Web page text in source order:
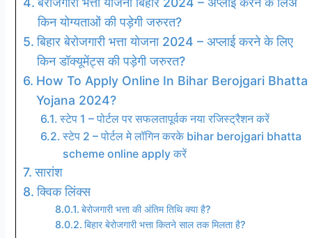
किन योग्यताओं की पड़ेगी जरुरत?
बिहार बेरोजगारी भत्ता योजना 2024 – अप्लाई करने के लिए
किन डॉक्यूमेंट्स की पड़ेगी जरुरत?
How To Apply Online In Bihar Berojgari Bhatta
Yojana 2024?
स्टेप 1 – पोर्टल पर सफलतापूर्वक नया रजिस्ट्रैशन करें
स्टेप 2 – पोर्टल मे लॉगिन करके bihar berojgari bhatta
scheme online apply करें
सारांश
क्विक लिंक्स
बेरोजगारी भत्ता की अंतिम तिथि क्या है?
बिहार बेरोजगारी भत्ता कितने साल तक मिलता है?